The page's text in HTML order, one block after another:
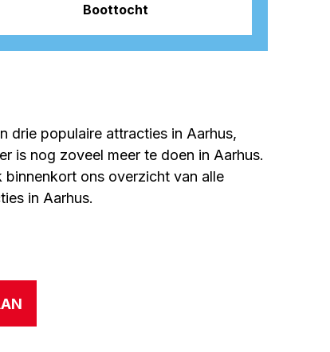
Boottocht
drie populaire attracties in Aarhus,
is nog zoveel meer te doen in Aarhus.
binnenkort ons overzicht van alle
in Aarhus.